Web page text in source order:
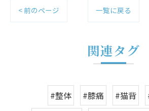
< 前のページ 一覧に戻る
関連タグ
#整体 #膝痛 #猫背